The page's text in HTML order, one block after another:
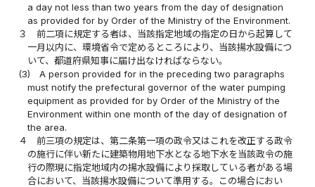
a day not less than two years from the day of designation
as provided for by Order of the Ministry of the Environment.
３
前二項に規定する者は、当該指定地域の指定の日から起算して
一月以内に、環境省令で定めるところにより、当該揚水設備につ
いて、都道府県知事に届け出なければならない。
(3)
A person provided for in the preceding two paragraphs
must notify the prefectural governor of the water pumping
equipment as provided for by Order of the Ministry of the
Environment within one month of the day of designation of
the area.
４
前三項の規定は、第二条第一項の政令又はこれを改正する政令
の施行に伴い新たに建築物用地下水となる地下水を当該政令の施
行の際現に指定地域内の揚水設備により採取している者がある場
合において、当該揚水設備について準用する。この場合におい